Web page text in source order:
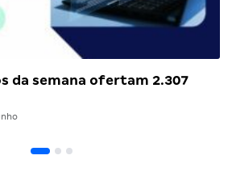
da semana ofertam 2.307